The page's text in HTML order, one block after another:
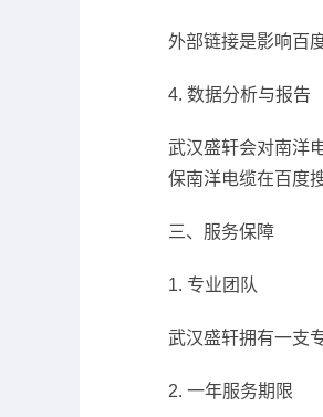
外部链接是影响百
4. 数据分析与报告
武汉盛轩会对南洋
保南洋电缆在百度
三、服务保障
1. 专业团队
武汉盛轩拥有一支
2. 一年服务期限